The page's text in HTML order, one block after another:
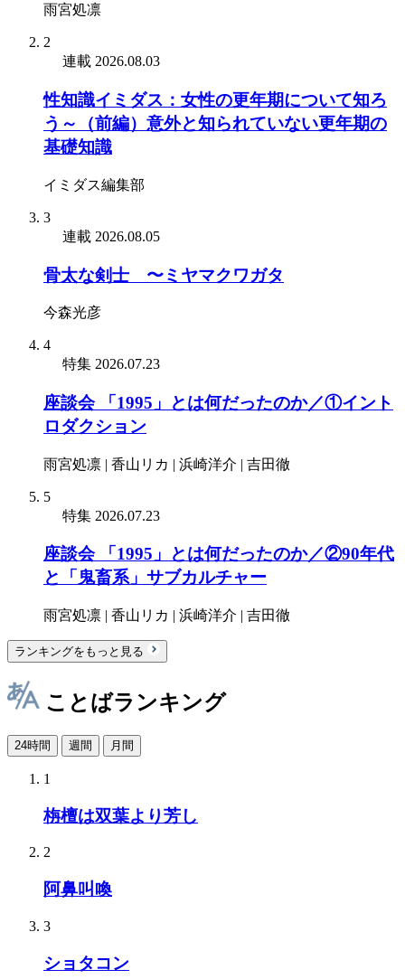
雨宮処凛
2
連載 2026.08.03
性知識イミダス：女性の更年期について知ろ
う～（前編）意外と知られていない更年期の
基礎知識
イミダス編集部
3
連載 2026.08.05
骨太な剣士 〜ミヤマクワガタ
今森光彦
4
特集 2026.07.23
座談会 「1995」とは何だったのか／①イント
ロダクション
雨宮処凛 | 香山リカ | 浜崎洋介 | 吉田徹
5
特集 2026.07.23
座談会 「1995」とは何だったのか／②90年代
と「鬼畜系」サブカルチャー
雨宮処凛 | 香山リカ | 浜崎洋介 | 吉田徹
ランキングをもっと見る
ことばランキング
24時間 週間 月間
1
栴檀は双葉より芳し
2
阿鼻叫喚
3
ショタコン